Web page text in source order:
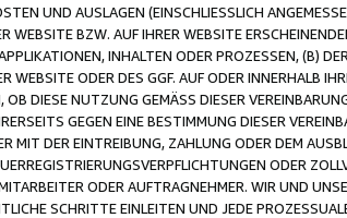
UND AUSLAGEN (EINSCHLIESSLICH
BZW. AUF IHRER WEBSITE
INHALTEN ODER PROZESSEN, (B)
ODER DES GGF. AUF ODER INNERHALB
DIESE NUTZUNG GEMÄSS DIESER
GEGEN EINE BESTIMMUNG DIESER
MIT DER EINTREIBUNG, ZAHLUNG ODER DEM
ODER
ODER AUFTRAGNEHMER. WIR UND
SCHRITTE EINLEITEN UND JEDE